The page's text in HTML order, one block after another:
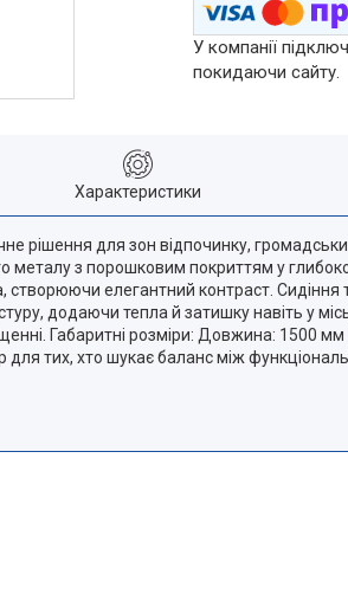
У компанії
покидаючи сайту.
Характеристики
для зон відпочинку,
металу з порошковим покриттям у
елегантний контраст.
додаючи тепла й затишку навіть у
Габаритні розміри: Довжина: 1500
тих, хто шукає баланс між